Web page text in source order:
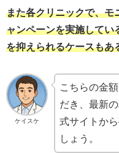
また各クリニックで、モ
ャンペーンを実施してい
を抑えられるケースもあ
ケイスケ
こちらの金
だき、最新
式サイトか
しょう。